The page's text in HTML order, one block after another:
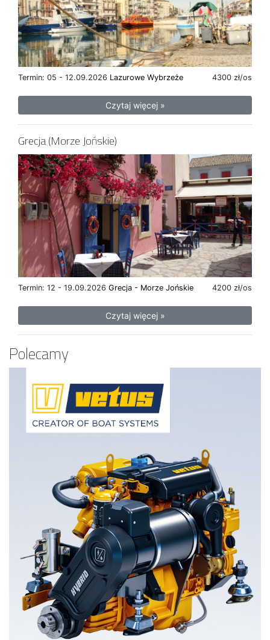
Termin: 05 - 12.09.2026 4300 zł/os
Lazurowe Wybrzeże
Czytaj więcej »
Grecja (Morze Jońskie)
Termin: 12 - 19.09.2026 4200 zł/os
Grecja - Morze Jońskie
Czytaj więcej »
Polecamy